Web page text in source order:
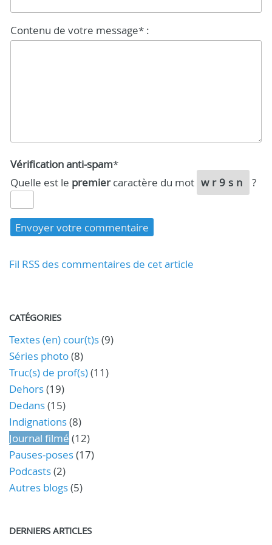
Contenu de votre message* :
Vérification anti-spam*
Quelle est le premiercaractère du mot wr9sn ?
Fil RSS des commentaires de cet article
CATÉGORIES
Textes (en) cour(t)s(9)
Séries photo(8)
Truc(s) de prof(s)(11)
Dehors(19)
Dedans(15)
Indignations(8)
Journal filmé (12)
Pauses-poses(17)
Podcasts(2)
Autres blogs(5)
DERNIERS ARTICLES